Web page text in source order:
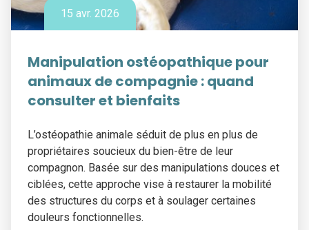
15 avr. 2026
Manipulation ostéopathique pour
animaux de compagnie : quand
consulter et bienfaits
L’ostéopathie animale séduit de plus en plus de
propriétaires soucieux du bien-être de leur
compagnon. Basée sur des manipulations douces et
ciblées, cette approche vise à restaurer la mobilité
des structures du corps et à soulager certaines
douleurs fonctionnelles.